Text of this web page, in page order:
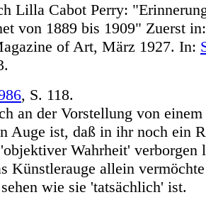
Lilla Cabot Perry:
von 1889 bis 1909" Zuerst
of Art, März 1927. In:
, S. 118.
an der Vorstellung von einem
Auge ist, daß in ihr noch ein
Wahrheit' verborgen
Künstlerauge allein
wie sie 'tatsächlich' ist.